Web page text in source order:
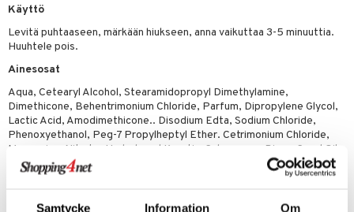
Samtycke Information Om
Käyttö
Levitä puhtaaseen, märkään hiukseen, anna vaikuttaa 3-5 minuuttia.
Huuhtele pois.
Ainesosat
Aqua, Cetearyl Alcohol, Stearamidopropyl Dimethylamine,
Dimethicone, Behentrimonium Chloride, Parfum, Dipropylene Glycol,
Lactic Acid, Amodimethicone.. Disodium Edta, Sodium Chloride,
Phenoxyethanol, Peg-7 Propylheptyl Ether. Cetrimonium Chloride,
Magnesium Nitrate. Hydrolyzed Keratin, Sclerocarya Birrea Seed Oil,
Argania Spinosa Kernel Oil, Methylchloroisothiazolinone, Magnesium
Chloride, Methylisothiazolinone, Benzyl Alcohol, Hexyl Cinnamal,
iho
iho
Päivävoide
/ Kajaali
Set
tuotteet
hoito
poisto
hoito
& saippuat
tuotteet
shave balm
shave lotion
de cologne
de toilette
tuotteet
hoito
& saippuat
& vastauksia